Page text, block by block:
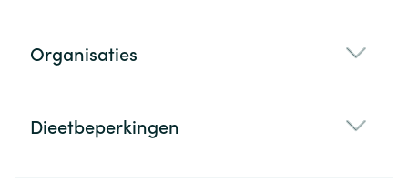
Organisaties
Dieetbeperkingen